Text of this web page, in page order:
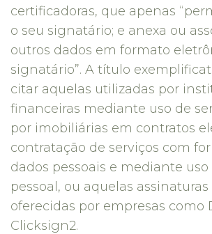
certificadoras, que apenas
o seu signatário; e anexa ou
outros dados em formato
signatário”. A título
citar aquelas utilizadas por
financeiras mediante uso de
por imobiliárias em contratos
contratação de serviços com
dados pessoais e mediante
pessoal, ou aquelas
oferecidas por empresas como
Clicksign2.